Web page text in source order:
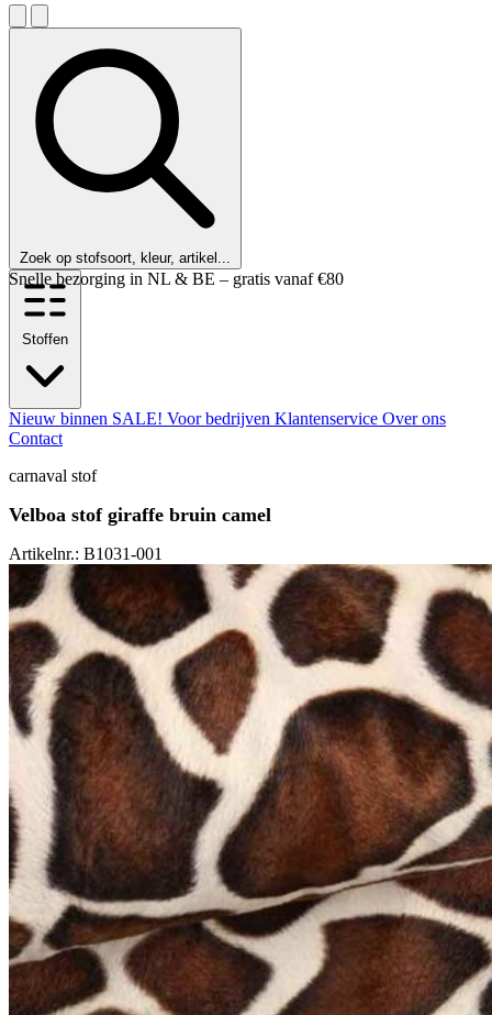
Zoek op stofsoort, kleur, artikel...
Klanten beoordelen ons met een 9,6!
Stoffen
Nieuw binnen SALE! Voor bedrijven Klantenservice Over ons
Contact
carnaval stof
Velboa stof giraffe bruin camel
Artikelnr.: B1031-001